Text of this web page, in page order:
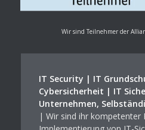
Wir sind Teilnehmer der
IT Security | IT
Cybersicherheit | IT
Unternehmen,
| Wir sind ihr kompetenter